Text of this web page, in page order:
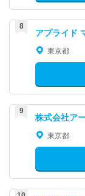
アプライド
東京都
株式会社ア
東京都